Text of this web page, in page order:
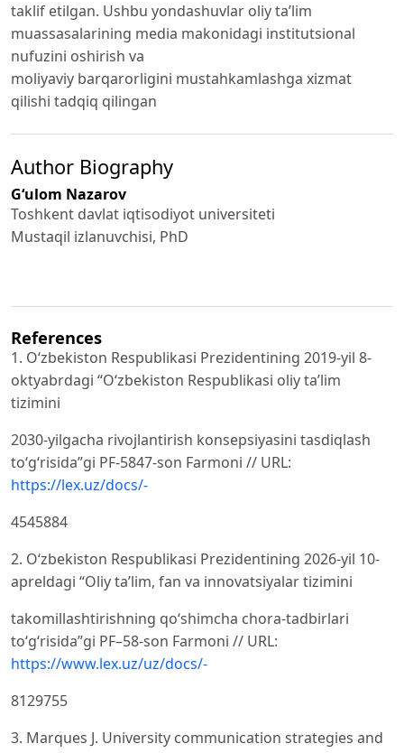
taklif etilgan. Ushbu yondashuvlar oliy ta’lim
muassasalarining media makonidagi institutsional
nufuzini oshirish va
moliyaviy barqarorligini mustahkamlashga xizmat
qilishi tadqiq qilingan
Author Biography
G‘ulom Nazarov
Toshkent davlat iqtisodiyot universiteti
Mustaqil izlanuvchisi, PhD
References
1. Oʻzbekiston Respublikasi Prezidentining 2019-yil 8-
oktyabrdagi “Oʻzbekiston Respublikasi oliy taʼlim
tizimini
2030-yilgacha rivojlantirish konsepsiyasini tasdiqlash
toʻgʻrisida”gi PF-5847-son Farmoni // URL:
https://lex.uz/docs/-
4545884
2. Oʻzbekiston Respublikasi Prezidentining 2026-yil 10-
apreldagi “Oliy taʼlim, fan va innovatsiyalar tizimini
takomillashtirishning qoʻshimcha chora-tadbirlari
toʻgʻrisida”gi PF–58-son Farmoni // URL:
https://www.lex.uz/uz/docs/-
8129755
3. Marques J. University communication strategies and